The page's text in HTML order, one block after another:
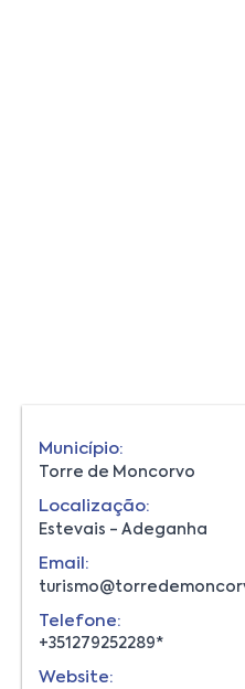
Município:
Torre de Moncorvo
Localização:
Estevais - Adeganha
Email:
Telefone:
+351279252289*
Website: